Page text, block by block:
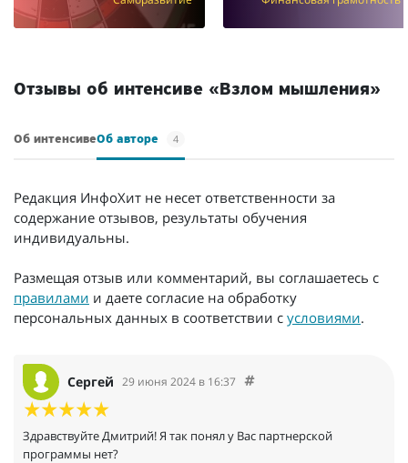
Отзывы об интенсиве «Взлом мышления»
Об интенсивеОб авторе 4
Редакция ИнфоХит не несет ответственности за
содержание отзывов, результаты обучения
индивидуальны.
Размещая отзыв или комментарий, вы соглашаетесь с
правилами и даете согласие на обработку
персональных данных в соответствии с условиями.
Сергей 29 июня 2024 в 16:37
Здравствуйте Дмитрий! Я так понял у Вас партнерской
программы нет?